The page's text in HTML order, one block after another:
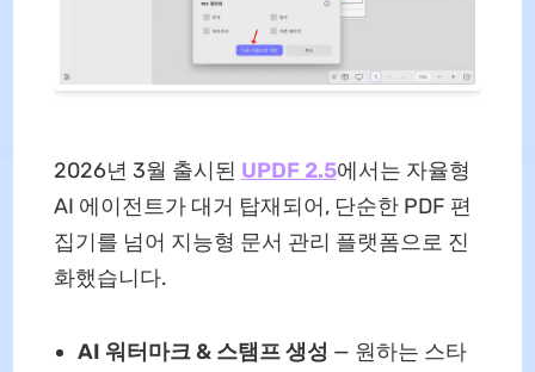
2026년 3월 출시된 UPDF 2.5에서는 자율형
AI 에이전트가 대거 탑재되어, 단순한 PDF 편
집기를 넘어 지능형 문서 관리 플랫폼으로 진
화했습니다.
AI 워터마크 & 스탬프 생성 — 원하는 스타